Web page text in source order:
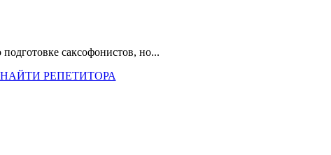
саксофонистов, но...
РЕПЕТИТОРА